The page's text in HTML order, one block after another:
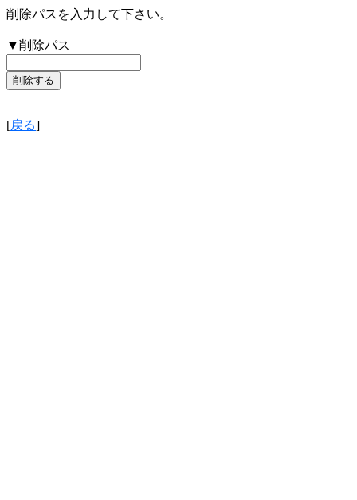
削除パスを入力して下さい。
▼削除パス
[戻る]